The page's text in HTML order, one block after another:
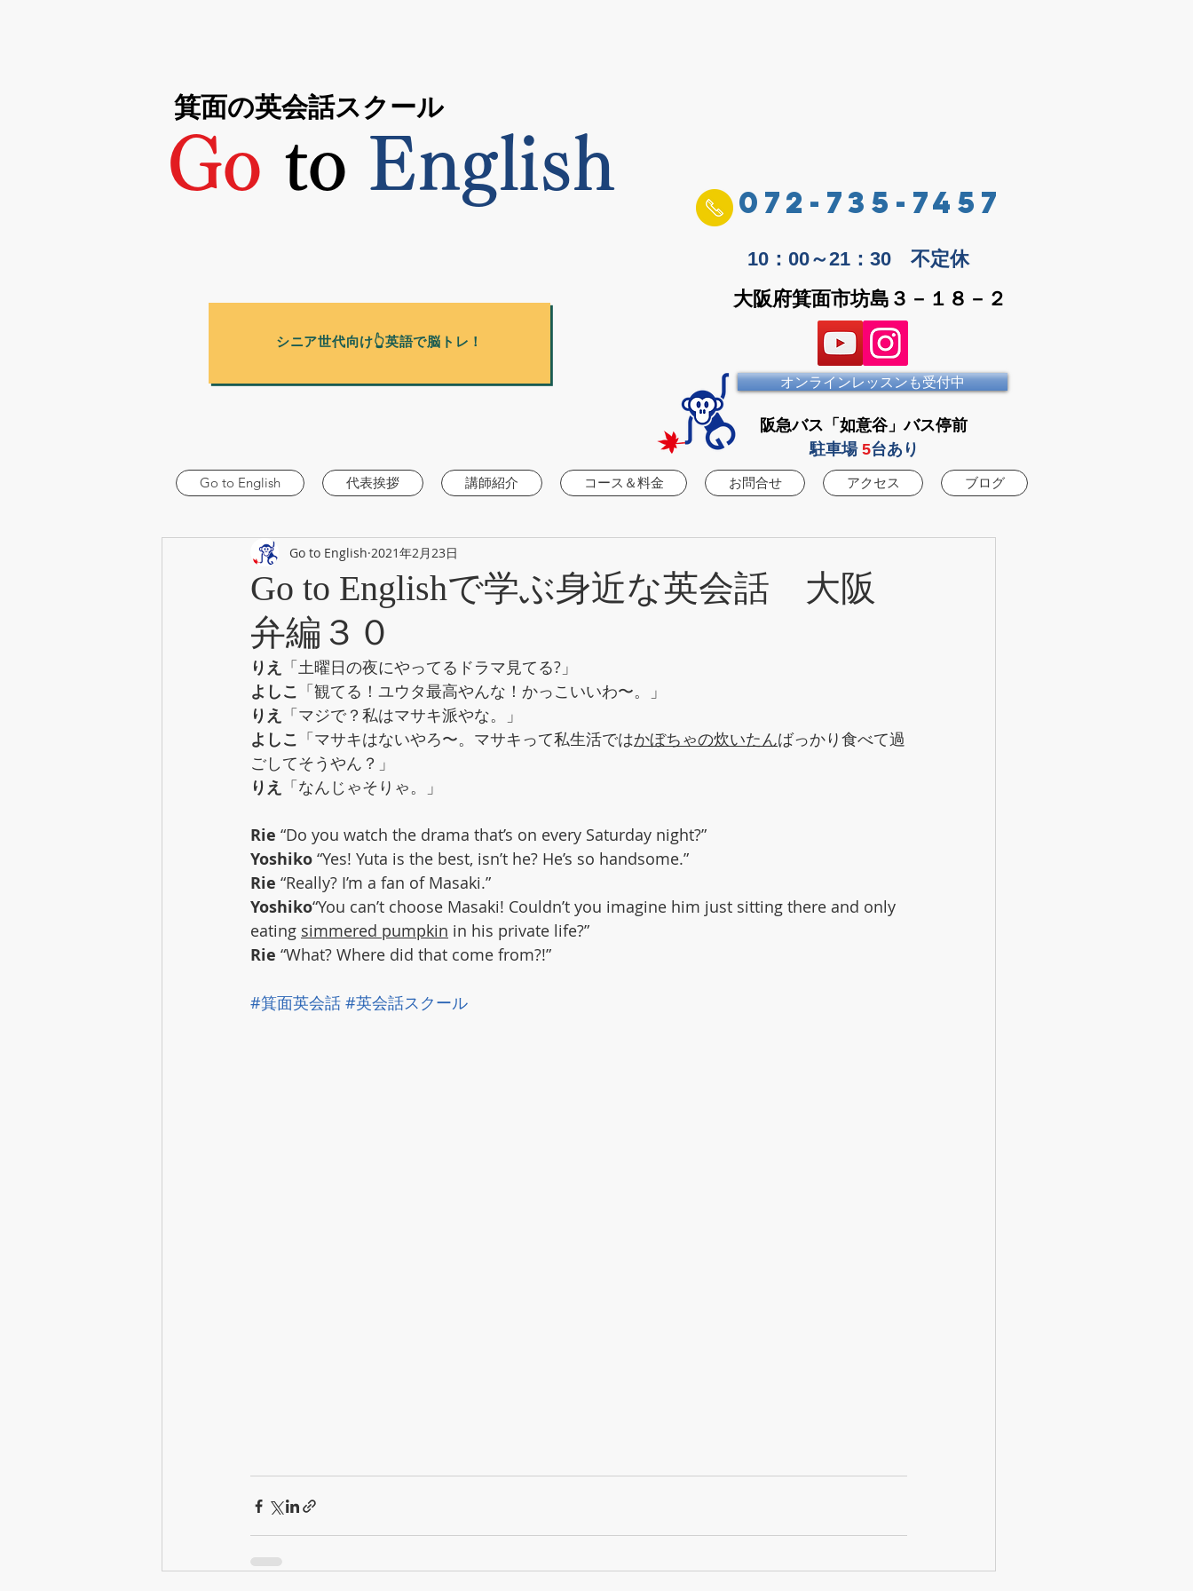
箕面の英会話スクール
Go to English
072-735-7457
10：00～21：30 不定休
シニア世代向け👆英語で脳トレ！
大阪府箕面市坊島３－１８－２
オンラインレッスンも受付中
阪急バス「如意谷」バス停前
駐車場 5台あり
Go to English 代表挨拶 講師紹介 コース＆料金 お問合せ アクセス ブログ
Go to Englishで学ぶ身近な英会話 大阪
弁編３０
Go to English 2021年2月23日
りえ 「土曜日の夜にやってるドラマ見てる?」
よしこ 「観てる！ユウタ最高やんな！かっこいいわ〜。」
りえ 「マジで？私はマサキ派やな。」
よしこ 「マサキはないやろ〜。マサキって私生活ではかぼちゃの炊いたんばっかり食べて過
ごしてそうやん？」
りえ 「なんじゃそりゃ。」
Rie “Do you watch the drama that’s on every Saturday night?”
Yoshiko “Yes! Yuta is the best, isn’t he? He’s so handsome.”
Rie “Really? I’m a fan of Masaki.”
Yoshiko“You can’t choose Masaki! Couldn’t you imagine him just sitting there and only
eating simmered pumpkin in his private life?”
Rie “What? Where did that come from?!”
#箕面英会話 #英会話スクール